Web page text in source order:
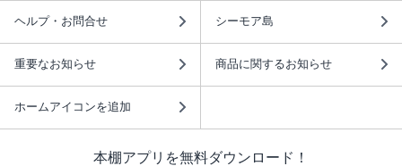
ヘルプ・お問合せ シーモア島
重要なお知らせ 商品に関するお知らせ
ホームアイコンを追加
本棚アプリを無料ダウンロード！